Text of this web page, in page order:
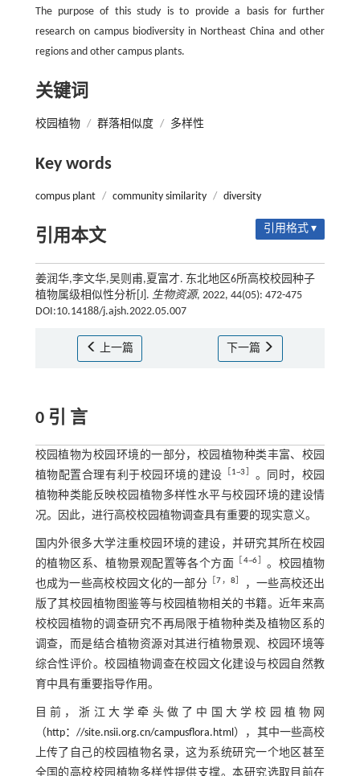
The purpose of this study is to provide a basis for further
research on campus biodiversity in Northeast China and other
regions and other campus plants.
关键词
校园植物 / 群落相似度 / 多样性
Key words
compus plant / community similarity / diversity
引用本文 引用格式 ▾
姜润华,李文华,吴则甫,夏富才. 东北地区6所高校校园种子
植物属级相似性分析[J]. 生物资源, 2022, 44(05): 472-475
DOI:10.14188/j.ajsh.2022.05.007
上一篇 下一篇
0 引 言
校园植物为校园环境的一部分，校园植物种类丰富、校园
植物配置合理有利于校园环境的建设
1~3
。同时，校园
植物种类能反映校园植物多样性水平与校园环境的建设情
况。因此，进行高校校园植物调查具有重要的现实意义。
国内外很多大学注重校园环境的建设，并研究其所在校园
的植物区系、植物景观配置等各个方面
4~6］ 。校园植物
也成为一些高校校园文化的一部分 ［7，8
，一些高校还出
版了其校园植物图鉴等与校园植物相关的书籍。近年来高
校校园植物的调查研究不再局限于植物种类及植物区系的
调查，而是结合植物资源对其进行植物景观、校园环境等
综合性评价。校园植物调查在校园文化建设与校园自然教
育中具有重要指导作用。
目前，浙江大学牵头做了中国大学校园植物网
（http：//site.nsii.org.cn/campusflora.html），其中一些高校
上传了自己的校园植物名录，这为系统研究一个地区甚至
全国的高校校园植物多样性提供支撑。本研究选取目前在